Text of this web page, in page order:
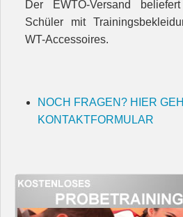
Der EWTO-Versand
Schüler mit
WT-Accessoires.
NOCH FRAGEN? HIER
KONTAKTFORMULAR